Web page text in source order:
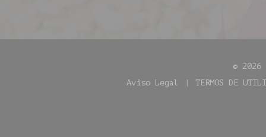
© 2026
Aviso Legal
((abre numa nova
TERMOS DE